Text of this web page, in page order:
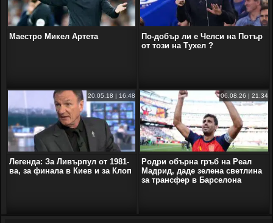
Маестро Микел Артета
По-добър ли е Челси на Потър
от този на Тухел ?
20.05.18 | 16:48
Легенда: За Ливърпул от 1981-
ва, за финала в Киев и за Клоп
06.08.26 | 21:34
Родри обърна гръб на Реал
Мадрид, даде зелена светлина
за трансфер в Барселона